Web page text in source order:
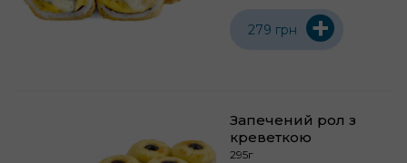
279 грн +
Запечений рол з
креветкою
295г